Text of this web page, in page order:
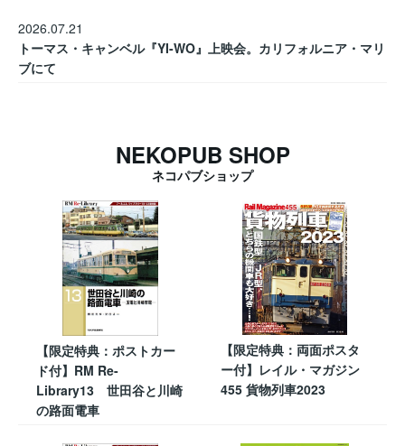
2026.07.21
トーマス・キャンベル『YI-WO』上映会。カリフォルニア・マリ
ブにて
NEKOPUB SHOP
ネコパブショップ
【限定特典：ポストカー
ド付】RM Re-
Library13 世田谷と川崎
の路面電車
【限定特典：両面ポスタ
ー付】レイル・マガジン
455 貨物列車2023